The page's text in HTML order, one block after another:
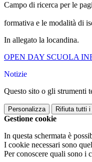
Campo di ricerca per le
formativa e le modalità di
In allegato la locandina.
OPEN DAY SCUOLA
Notizie
Questo sito o gli strumenti
Personalizza Rifiuta tutti i
Gestione cookie
In questa schermata è
I cookie necessari sono
Per conoscere quali sono i